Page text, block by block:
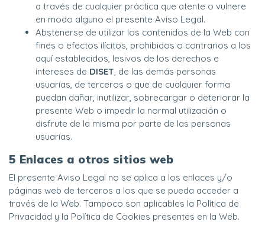
a través de cualquier práctica que atente o vulnere
en modo alguno el presente Aviso Legal.
Abstenerse de utilizar los contenidos de la Web con
fines o efectos ilícitos, prohibidos o contrarios a los
aquí establecidos, lesivos de los derechos e
intereses de DISET, de las demás personas
usuarias, de terceros o que de cualquier forma
puedan dañar, inutilizar, sobrecargar o deteriorar la
presente Web o impedir la normal utilización o
disfrute de la misma por parte de las personas
usuarias.
5 Enlaces a otros sitios web
El presente Aviso Legal no se aplica a los enlaces y/o
páginas web de terceros a los que se pueda acceder a
través de la Web. Tampoco son aplicables la Política de
Privacidad y la Política de Cookies presentes en la Web.